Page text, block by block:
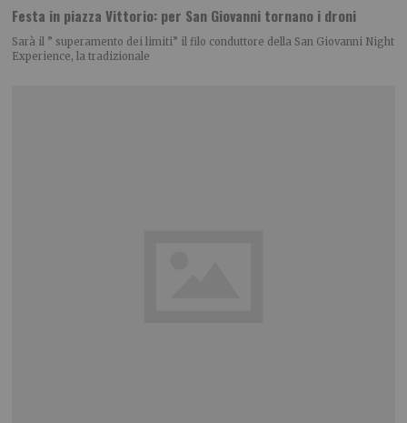
Festa in piazza Vittorio: per San Giovanni tornano i droni
Sarà il ” superamento dei limiti” il filo conduttore della San Giovanni Night
Experience, la tradizionale